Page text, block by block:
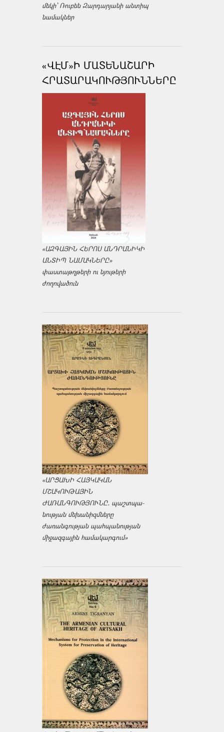
մեկի՝ Ռուբեն Զարդարյանի անտիպ
նամակներ
«ՎԷՄ»Ի ՄԱՏԵՆԱՇԱՐԻ
ՀՐԱՏԱՐԱԿՈՒԹՅՈՒՆՆԵՐԸ
«ԱԶԳԱՅԻՆ ՀԵՐՈՍ ԱՆԴՐԱՆԻԿԻ
ԱՆՏԻՊ ՆԱՄԱԿՆԵՐԸ»
փաստաթղթերի ու նյութերի
ժողովածուն
«ԱՐՑԱԽԻ ՀԱՅԿԱԿԱՆ
ՄՇԱԿՈՒԹԱՅԻՆ
ԺԱՌԱՆԳՈՒԹՅՈՒՆԸ․ պաշտպա­
նության մեխանիզմները
ժառանգության պահպանության
միջազ­գային համակարգում»